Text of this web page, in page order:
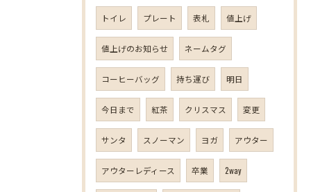
トイレ プレート 表札 値上げ
値上げのお知らせ ネームタグ
コーヒーバッグ 持ち運び 明日
今日まで 紅茶 クリスマス 変更
サンタ スノーマン ヨガ アウター
アウターレディース 卒業 2way